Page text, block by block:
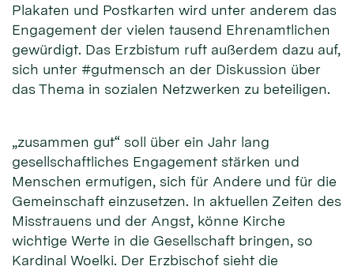
Plakaten und Postkarten wird unter anderem das
Engagement der vielen tausend Ehrenamtlichen
gewürdigt. Das Erzbistum ruft außerdem dazu auf,
sich unter #gutmensch an der Diskussion über
das Thema in sozialen Netzwerken zu beteiligen.
„zusammen gut“ soll über ein Jahr lang
gesellschaftliches Engagement stärken und
Menschen ermutigen, sich für Andere und für die
Gemeinschaft einzusetzen. In aktuellen Zeiten des
Misstrauens und der Angst, könne Kirche
wichtige Werte in die Gesellschaft bringen, so
Kardinal Woelki. Der Erzbischof sieht die